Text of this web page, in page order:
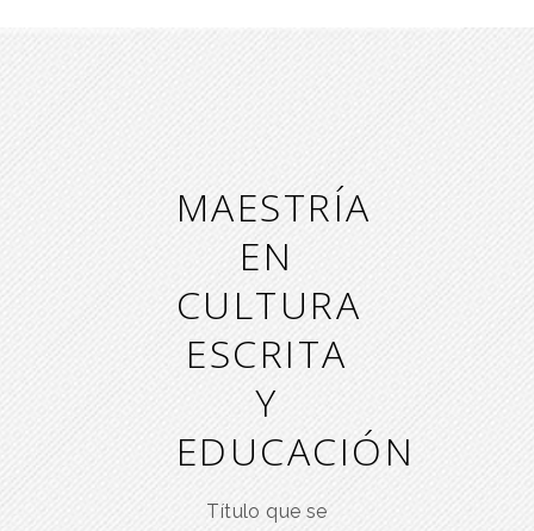
MAESTRÍA
EN
CULTURA
ESCRITA
Y
EDUCACIÓN
Título que se